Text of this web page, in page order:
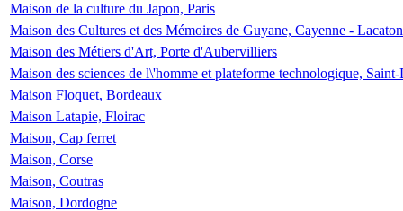
Maison de la culture du Japon, Paris
Maison des Cultures et des Mémoires de Guyane, Cayenne -
Maison des Métiers d'Art, Porte d'Aubervilliers
Maison des sciences de l\'homme et plateforme technologique,
Maison Floquet, Bordeaux
Maison Latapie, Floirac
Maison, Cap ferret
Maison, Corse
Maison, Coutras
Maison, Dordogne